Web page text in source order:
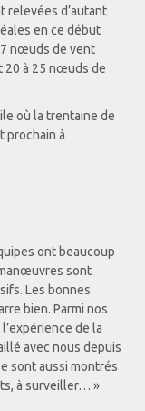
relevées d’autant
en ce début
nœuds de vent
20 à 25 nœuds de
où la trentaine de
prochain à
ont beaucoup
sont
Les bonnes
bien. Parmi nos
de la
avec nous depuis
sont aussi montrés
à surveiller… »